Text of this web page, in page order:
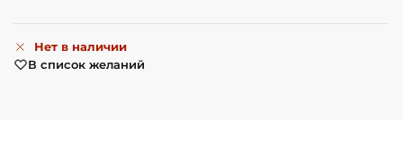
Нет в наличии
В список желаний